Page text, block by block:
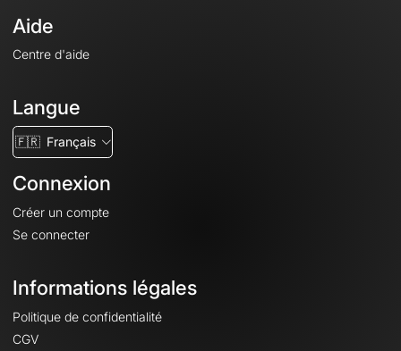
Aide
Centre d'aide
Langue
🇫🇷 Français
Connexion
Créer un compte
Se connecter
Informations légales
Politique de confidentialité
CGV